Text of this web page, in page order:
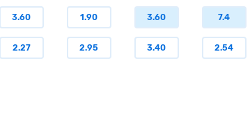
3.60 1.90 3.60 7.4
2.27 2.95 3.40 2.54